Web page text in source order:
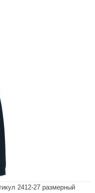
2412-27 размерный